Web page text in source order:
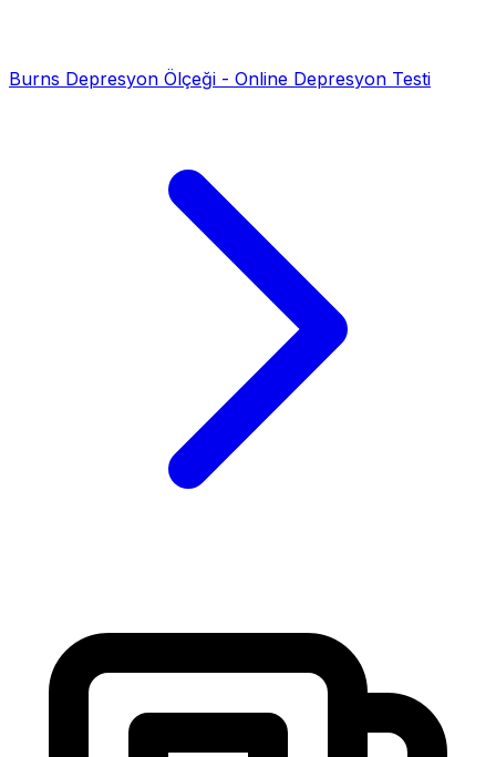
Burns Depresyon Ölçeği - Online Depresyon Testi